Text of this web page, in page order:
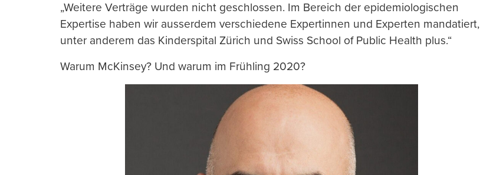
„Weitere Verträge wurden nicht geschlossen. Im Bereich der epidemiologischen
Expertise haben wir ausserdem verschiedene Expertinnen und Experten mandatiert,
unter anderem das Kinderspital Zürich und Swiss School of Public Health plus.“
Warum McKinsey? Und warum im Frühling 2020?